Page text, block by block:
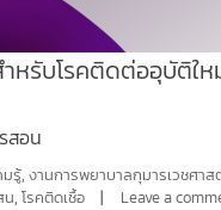
หรับโรคติดต่ออุบัติใ
สอน
มรู้,งานการพยาบาลกุมารเวชศาส
น,โรคติดเชื้อ Leave a